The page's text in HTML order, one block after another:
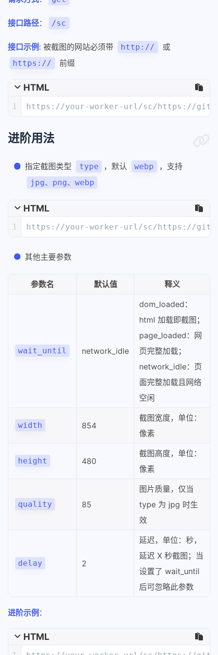
接口路径： /sc
接口示例 : 被截图的网站必须带 http:// 或
https:// 前缀
HTML
1 https://your-worker-url/sc/https://
进阶用法
指定截图类型 type ，默认 webp ，支持
jpg、png、webp
HTML
1 https://your-worker-url/sc/https://
其他主要参数
参数名 默认值 释义
wait_until network_idle
dom_loaded：
html 加载即截图；
page_loaded：网
页完整加载；
network_idle：页
面完整加载且网络
空闲
width 854
截图宽度，单位：
像素
height 480
截图高度，单位：
像素
quality 85
图片质量，仅当
type 为 jpg 时生
效
delay 2
延迟，单位：秒，
延迟 X 秒截图；当
设置了 wait_until
后可忽略此参数
进阶示例 ：
HTML